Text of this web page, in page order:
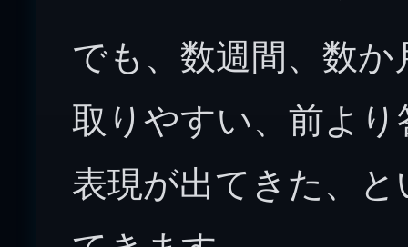
でも、数週間、数
取りやすい、前よ
表現が出てきた、